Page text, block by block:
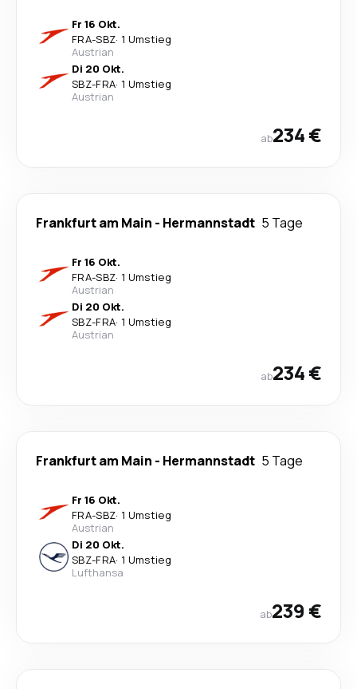
Fr 16 Okt.
FRA-SBZ· 1 Umstieg
Austrian
Di 20 Okt.
SBZ-FRA· 1 Umstieg
Austrian
ab234 €
Frankfurt am Main - Hermannstadt 5 Tage
Fr 16 Okt.
FRA-SBZ· 1 Umstieg
Austrian
Di 20 Okt.
SBZ-FRA· 1 Umstieg
Austrian
ab234 €
Frankfurt am Main - Hermannstadt 5 Tage
Fr 16 Okt.
FRA-SBZ· 1 Umstieg
Austrian
Di 20 Okt.
SBZ-FRA· 1 Umstieg
Lufthansa
ab239 €